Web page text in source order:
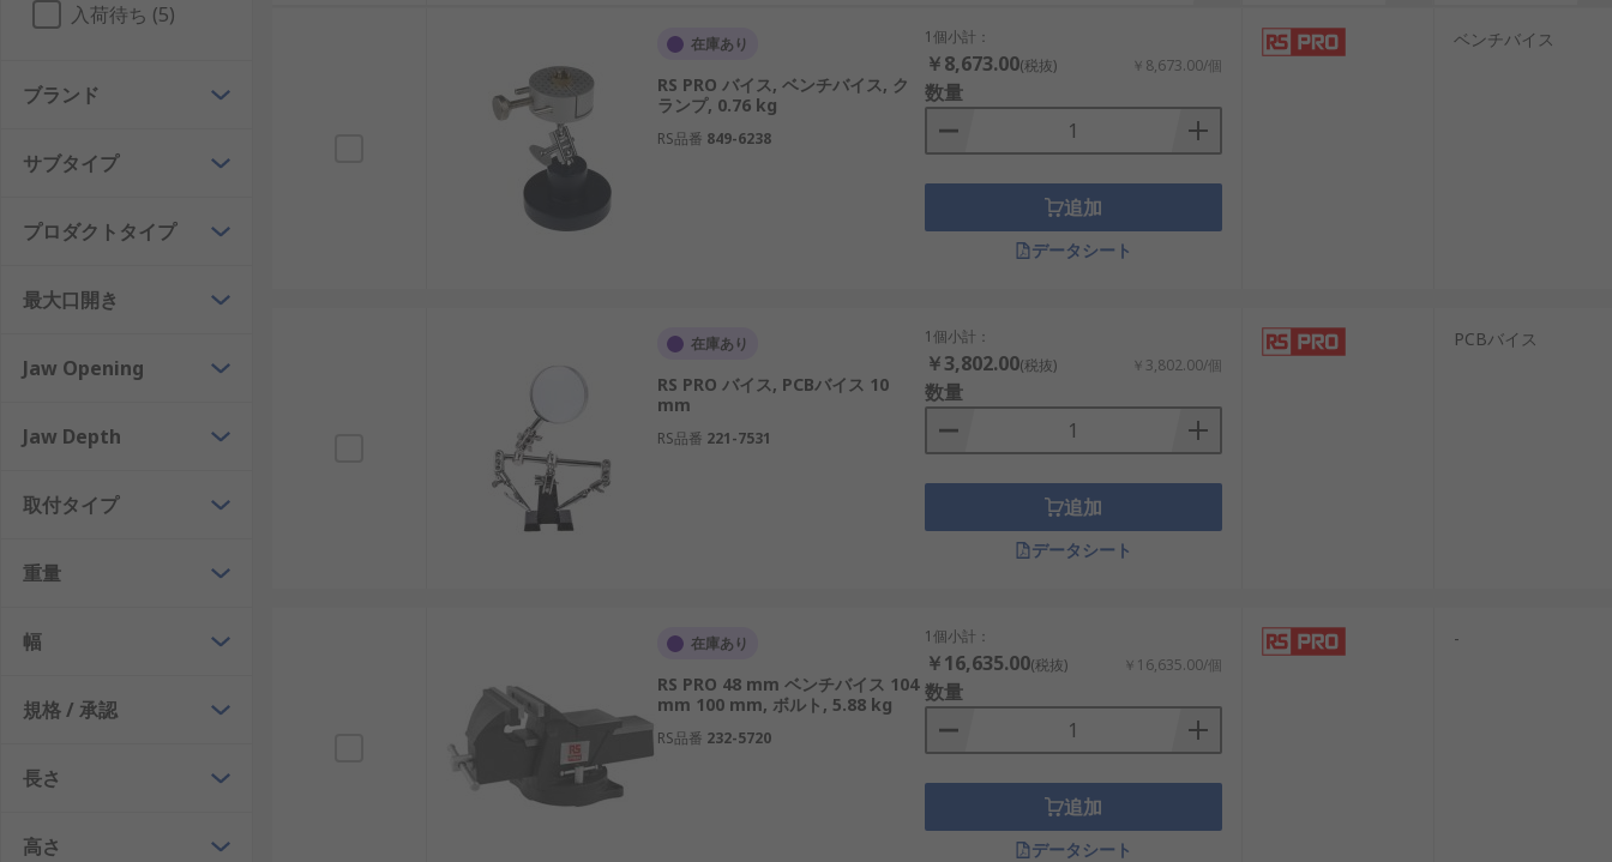
ピンバイスはさまざまな用途で使用できますが、 一般的には、コンピュータエンジニアによりマザーボードへのチップの追加及び取り外しや、コンピュータ内
部の手の届きにくい場所での作業に使用されます。 ただし、非常に動的な特性であるため 彫刻家、芸術家、電気工、外科医など、他のさまざまなプロフェッシ
ョナルがピンバイスを使用します。
バイスは木工に適していますか?
作業台バイスは、木材加工、 金属加工、その他の専門的な用途に適しています。 バイスにより、穴あけ、 木工、 溶接、 ねじ切りなどを快適に行うことができ
ます。一部のバイスは、クイックリリース機構やスイベルベースなど、独自のシステムを備えています。このような機能は、反復的で迅速な作業に役立ちま
入荷待ち (5)
ブランド
サブタイプ
プロダクトタイプ
最大口開き
Jaw Opening
Jaw Depth
取付タイプ
重量
幅
規格 / 承認
長さ
高さ
在庫あり
RS PRO バイス, ベンチバイス, ク
ランプ, 0.76 kg
RS品番 849-6238
1個小計：
￥8,673.00(税抜) ￥8,673.00/個
数量
追加
データシート
ベンチバイス
在庫あり
RS PRO バイス, PCBバイス 10
mm
RS品番 221-7531
1個小計：
￥3,802.00(税抜) ￥3,802.00/個
数量
追加
データシート
PCBバイス
在庫あり
RS PRO 48 mm ベンチバイス 104
mm 100 mm, ボルト, 5.88 kg
RS品番 232-5720
1個小計：
￥16,635.00(税抜) ￥16,635.00/個
数量
追加
データシート
-